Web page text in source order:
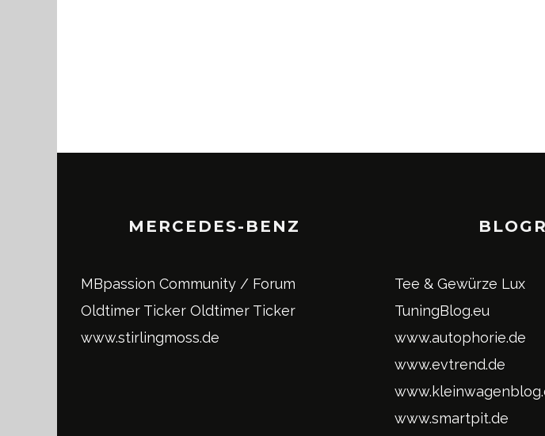
MERCEDES-BENZ
MBpassion Community / Forum
Oldtimer Ticker Oldtimer Ticker
www.stirlingmoss.de
Tee & Gewürze Lux
TuningBlog.eu
www.autophorie.de
www.evtrend.de
www.smartpit.de